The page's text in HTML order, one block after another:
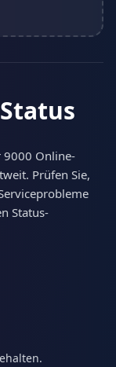
9000 Online-
Prüfen Sie,
Status-